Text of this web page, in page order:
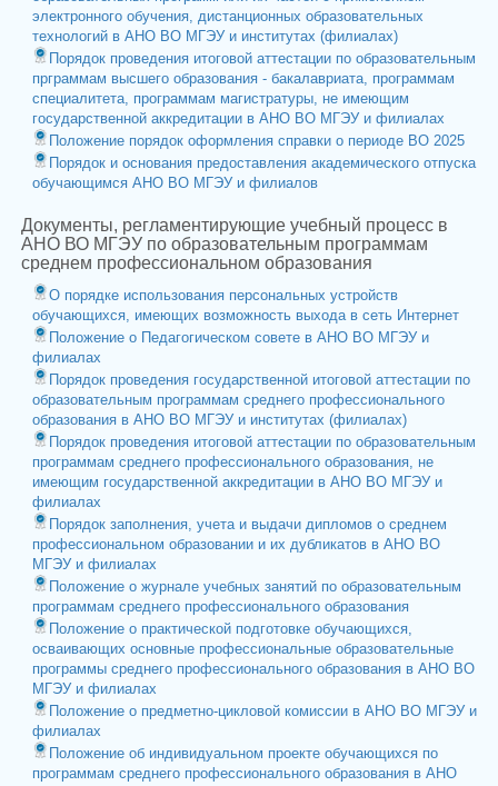
электронного обучения, дистанционных образовательных
технологий в АНО ВО МГЭУ и институтах (филиалах)
Порядок проведения итоговой аттестации по образовательным
прграммам высшего образования - бакалавриата, программам
специалитета, программам магистратуры, не имеющим
государственной аккредитации в АНО ВО МГЭУ и филиалах
Положение порядок оформления справки о периоде ВО 2025
Порядок и основания предоставления академического отпуска
обучающимся АНО ВО МГЭУ и филиалов
Документы, регламентирующие учебный процесс в
АНО ВО МГЭУ по образовательным программам
среднем профессиональном образования
О порядке использования персональных устройств
обучающихся, имеющих возможность выхода в сеть Интернет
Положение о Педагогическом совете в АНО ВО МГЭУ и
филиалах
Порядок проведения государственной итоговой аттестации по
образовательным программам среднего профессионального
образования в АНО ВО МГЭУ и институтах (филиалах)
Порядок проведения итоговой аттестации по образовательным
программам среднего профессионального образования, не
имеющим государственной аккредитации в АНО ВО МГЭУ и
филиалах
Порядок заполнения, учета и выдачи дипломов о среднем
профессиональном образовании и их дубликатов в АНО ВО
МГЭУ и филиалах
Положение о журнале учебных занятий по образовательным
программам среднего профессионального образования
Положение о практической подготовке обучающихся,
осваивающих основные профессиональные образовательные
программы среднего профессионального образования в АНО ВО
МГЭУ и филиалах
Положение о предметно-цикловой комиссии в АНО ВО МГЭУ и
филиалах
Положение об индивидуальном проекте обучающихся по
программам среднего профессионального образования в АНО